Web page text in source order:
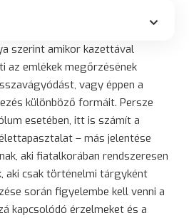
szerint amikor kazettával
az emlékek megőrzésének
vagy éppen a
különböző formáit. Persze
esetében, itt is számít a
– más jelentése
aki fiatalkorában rendszeresen
aki csak történelmi tárgyként
során figyelembe kell venni a
kapcsolódó érzelmeket és a